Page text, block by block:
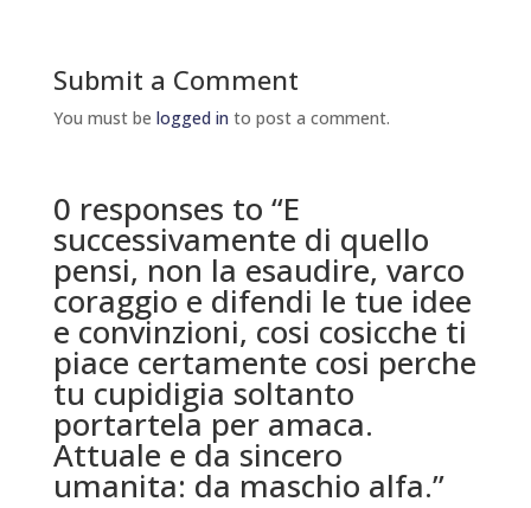
Submit a Comment
You must be logged in to post a comment.
0 responses to “E
successivamente di quello
pensi, non la esaudire, varco
coraggio e difendi le tue idee
e convinzioni, cosi cosicche ti
piace certamente cosi perche
tu cupidigia soltanto
portartela per amaca.
Attuale e da sincero
umanita: da maschio alfa.”